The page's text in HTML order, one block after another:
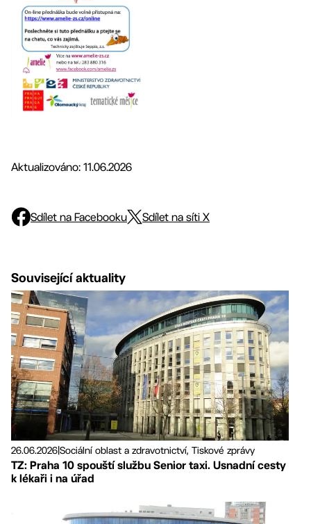
Aktualizováno: 11.06.2026
Sdílet na Facebooku Sdílet na síti X
Související aktuality
26.06.2026Sociální oblast a zdravotnictví, Tiskové zprávy
TZ: Praha 10 spouští službu Senior taxi. Usnadní cesty
k lékaři i na úřad